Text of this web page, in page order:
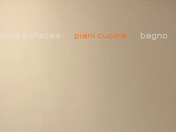
surfaces piani cucina bagno